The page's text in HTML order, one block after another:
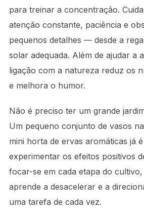
para treinar a concentração.
atenção constante, paciência e
pequenos detalhes — desde a
solar adequada. Além de ajudar a
ligação com a natureza reduz os
e melhora o humor.
Não é preciso ter um grande
Um pequeno conjunto de vasos
mini horta de ervas aromáticas já
experimentar os efeitos positivos
focar-se em cada etapa do
aprende a desacelerar e a
uma tarefa de cada vez.